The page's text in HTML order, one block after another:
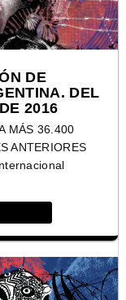
DE
DEL
2016
MÁS 36.400
ANTERIORES